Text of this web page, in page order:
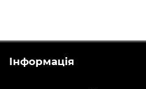
Інформація